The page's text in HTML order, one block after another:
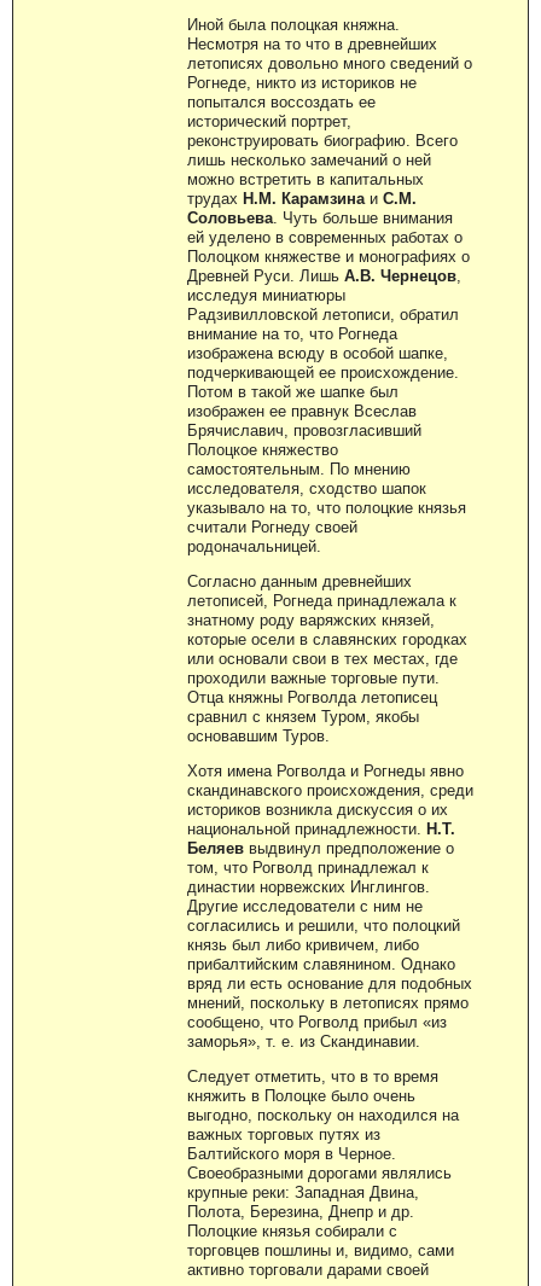
Иной была полоцкая княжна.
Несмотря на то что в древнейших
летописях довольно много сведений о
Рогнеде, никто из историков не
попытался воссоздать ее
исторический портрет,
реконструировать биографию. Всего
лишь несколько замечаний о ней
можно встретить в капитальных
трудах Н.М. Карамзина и С.М.
Соловьева . Чуть больше внимания
ей уделено в современных работах о
Полоцком княжестве и монографиях о
Древней Руси. Лишь А.В. Чернецов
исследуя миниатюры
Радзивилловской летописи, обратил
внимание на то, что Рогнеда
изображена всюду в особой шапке,
подчеркивающей ее происхождение.
Потом в такой же шапке был
изображен ее правнук Всеслав
Брячиславич, провозгласивший
Полоцкое княжество
самостоятельным. По мнению
исследователя, сходство шапок
указывало на то, что полоцкие князья
считали Рогнеду своей
родоначальницей.
Согласно данным древнейших
летописей, Рогнеда принадлежала к
знатному роду варяжских князей,
которые осели в славянских городках
или основали свои в тех местах, где
проходили важные торговые пути.
Отца княжны Рогволда летописец
сравнил с князем Туром, якобы
основавшим Туров.
Хотя имена Рогволда и Рогнеды явно
скандинавского происхождения, среди
историков возникла дискуссия о их
национальной принадлежности.
Н.Т.
Беляев выдвинул предположение о
том, что Рогволд принадлежал к
династии норвежских Инглингов.
Другие исследователи с ним не
согласились и решили, что полоцкий
князь был либо кривичем, либо
прибалтийским славянином. Однако
вряд ли есть основание для подобных
мнений, поскольку в летописях прямо
сообщено, что Рогволд прибыл «из
заморья», т. е. из Скандинавии.
Следует отметить, что в то время
княжить в Полоцке было очень
выгодно, поскольку он находился на
важных торговых путях из
Балтийского моря в Черное.
Своеобразными дорогами являлись
крупные реки: Западная Двина,
Полота, Березина, Днепр и др.
Полоцкие князья собирали с
торговцев пошлины и, видимо, сами
активно торговали дарами своей